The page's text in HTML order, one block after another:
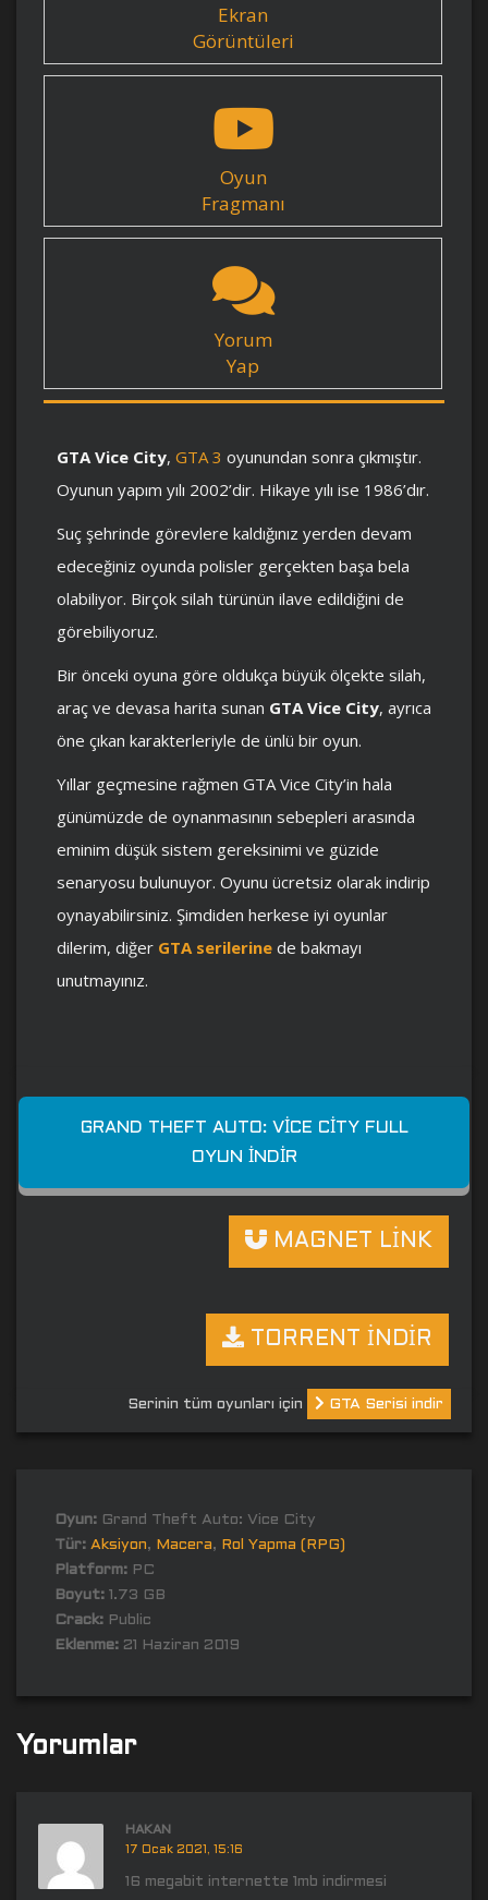
Ekran
Görüntüleri
Oyun
Fragmanı
Yorum
Yap
GTA Vice City, GTA 3 oyunundan sonra çıkmıştır.
Oyunun yapım yılı 2002’dir. Hikaye yılı ise 1986’dır.
Suç şehrinde görevlere kaldığınız yerden devam
edeceğiniz oyunda polisler gerçekten başa bela
olabiliyor. Birçok silah türünün ilave edildiğini de
görebiliyoruz.
Bir önceki oyuna göre oldukça büyük ölçekte silah,
araç ve devasa harita sunan GTA Vice City, ayrıca
öne çıkan karakterleriyle de ünlü bir oyun.
Yıllar geçmesine rağmen GTA Vice City’in hala
günümüzde de oynanmasının sebepleri arasında
eminim düşük sistem gereksinimi ve güzide
senaryosu bulunuyor. Oyunu ücretsiz olarak indirip
oynayabilirsiniz. Şimdiden herkese iyi oyunlar
dilerim, diğer GTA serilerine de bakmayı
unutmayınız.
GRAND THEFT AUTO: VICE CITY FULL
OYUN İNDIR
MAGNET LİNK
TORRENT İNDİR
Serinin tüm oyunları için GTA Serisi indir
Oyun: Grand Theft Auto: Vice City
Tür: Aksiyon, Macera,
Rol Yapma (RPG)
Platform: PC
Boyut: 1.73 GB
Crack: Public
Eklenme: 21 Haziran 2019
Yorumlar
HAKAN
17 Ocak 2021, 15:16
16 megabit internette 1mb indirmesi